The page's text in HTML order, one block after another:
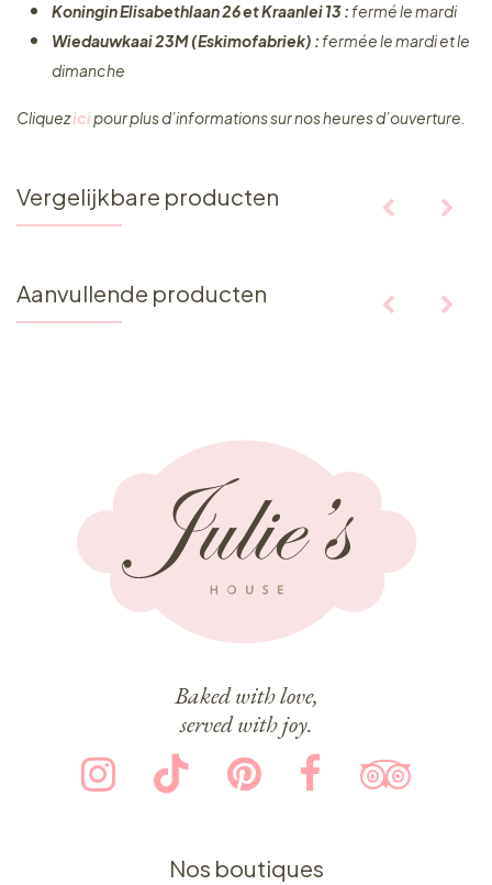
Koningin Elisabethlaan 26 et Kraanlei 13 :fermé le mardi
Wiedauwkaai 23M (Eskimofabriek) :fermée le mardi et le
dimanche
Cliquez ​icipour plus d’informations sur nos heures d’ouverture.
Vergelijkbare producten
Aanvullende producten
Baked with love,
served with joy.
Nos boutiques